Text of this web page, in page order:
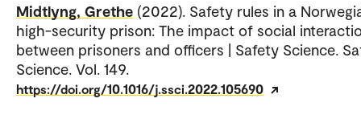
Midtlyng, Grethe (2022). Safety rules in a
high-security prison: The impact of social
between prisoners and officers | Safety Science.
Science. Vol. 149.
https://doi.org/10.1016/j.ssci.2022.105690